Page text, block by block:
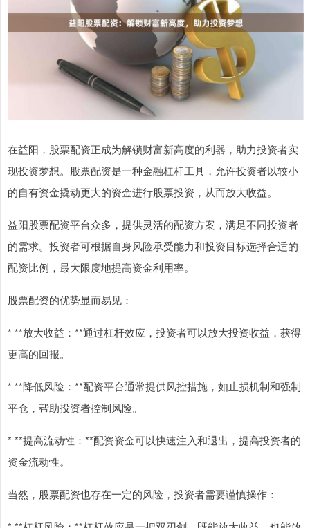
在益阳，股票配资正成为解锁财富新高度的利器，助力投资者实
现投资梦想。股票配资是一种金融杠杆工具，允许投资者以较小
的自有资金撬动更大的资金进行股票投资，从而放大收益。
益阳股票配资平台众多，提供灵活的配资方案，满足不同投资者
的需求。投资者可根据自身风险承受能力和投资目标选择合适的
配资比例，最大限度地提高资金利用率。
股票配资的优势显而易见：
* **放大收益：**通过杠杆效应，投资者可以放大投资收益，获得
更高的回报。
* **降低风险：**配资平台通常提供风控措施，如止损机制和强制
平仓，帮助投资者控制风险。
* **提高流动性：**配资资金可以快速注入和退出，提高投资者的
资金流动性。
当然，股票配资也存在一定的风险，投资者需要谨慎操作：